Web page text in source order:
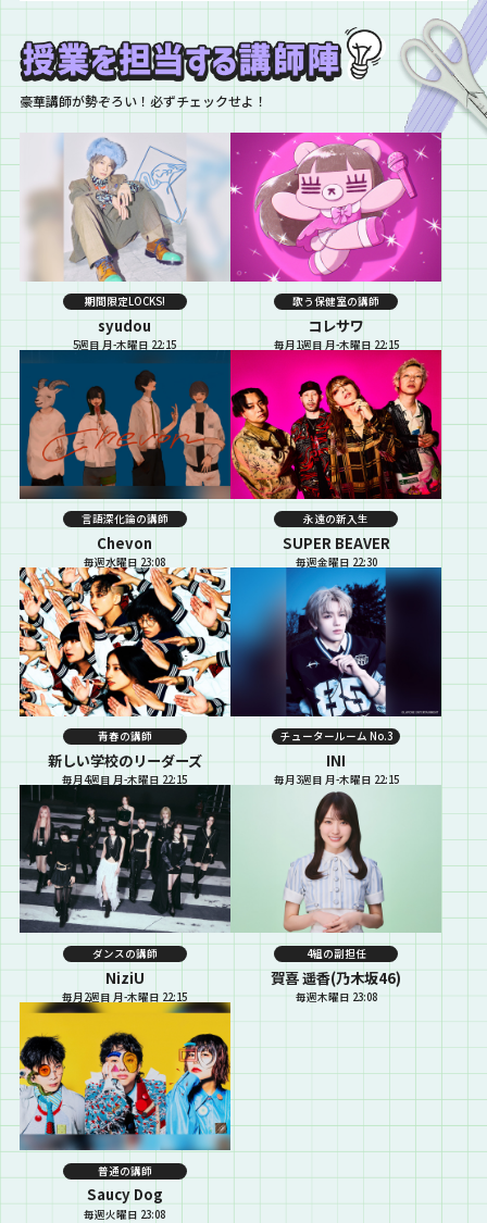
豪華講師が勢ぞろい！必ずチェックせよ！
期間限定LOCKS!
syudou
5週目 月-木曜日 22:15
歌う保健室の講師
コレサワ
毎月1週目 月-木曜日 22:15
言語深化論の講師
Chevon
毎週水曜日 23:08
永遠の新入生
SUPER BEAVER
毎週金曜日 22:30
青春の講師
新しい学校のリーダーズ
毎月4週目 月-木曜日 22:15
チュータールーム No.3
INI
毎月3週目 月-木曜日 22:15
ダンスの講師
NiziU
毎月2週目 月-木曜日 22:15
4組の副担任
賀喜 遥香(乃木坂46)
毎週木曜日 23:08
普通の講師
Saucy Dog
毎週火曜日 23:08